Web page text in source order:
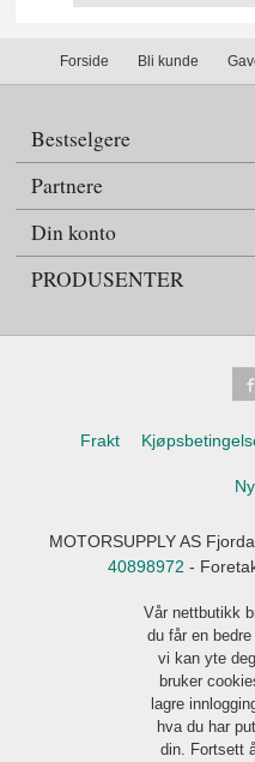
Forside Bli kunde
Bestselgere
Partnere
Din konto
PRODUSENTER
Frakt
MOTORSUPPLY AS
40898972 -
Vår nettbutikk
du får en
vi kan yte
bruker
lagre
hva du har
din. Fortsett